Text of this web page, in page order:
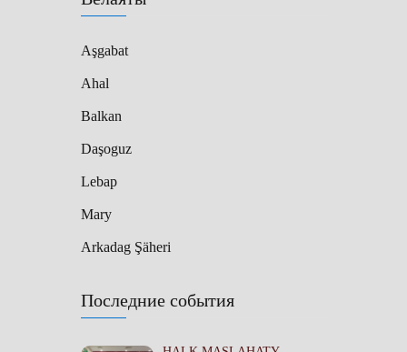
Aşgabat
Ahal
Balkan
Daşoguz
Lebap
Mary
Arkadag Şäheri
Последние события